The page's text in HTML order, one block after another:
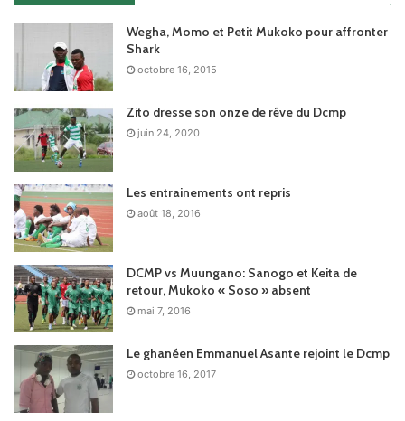
Wegha, Momo et Petit Mukoko pour affronter
Shark
octobre 16, 2015
Zito dresse son onze de rêve du Dcmp
juin 24, 2020
Les entrainements ont repris
août 18, 2016
DCMP vs Muungano: Sanogo et Keita de
retour, Mukoko « Soso » absent
mai 7, 2016
Le ghanéen Emmanuel Asante rejoint le Dcmp
octobre 16, 2017